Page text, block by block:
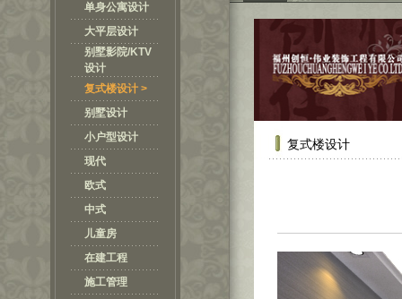
单身公寓设计
大平层设计
别墅影院/KTV
设计
复式楼设计 >
别墅设计
小户型设计
现代
欧式
中式
儿童房
在建工程
施工管理
复式楼设计